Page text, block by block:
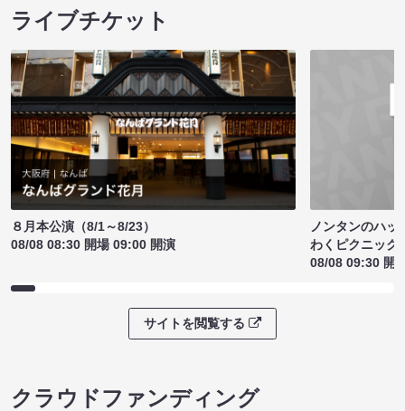
ライブチケット
８月本公演（8/1～8/23）
08/08 08:30 開場 09:00 開演
ノンタンのハッ
わくピクニック
08/08 09:30 開
サイトを閲覧する
クラウドファンディング